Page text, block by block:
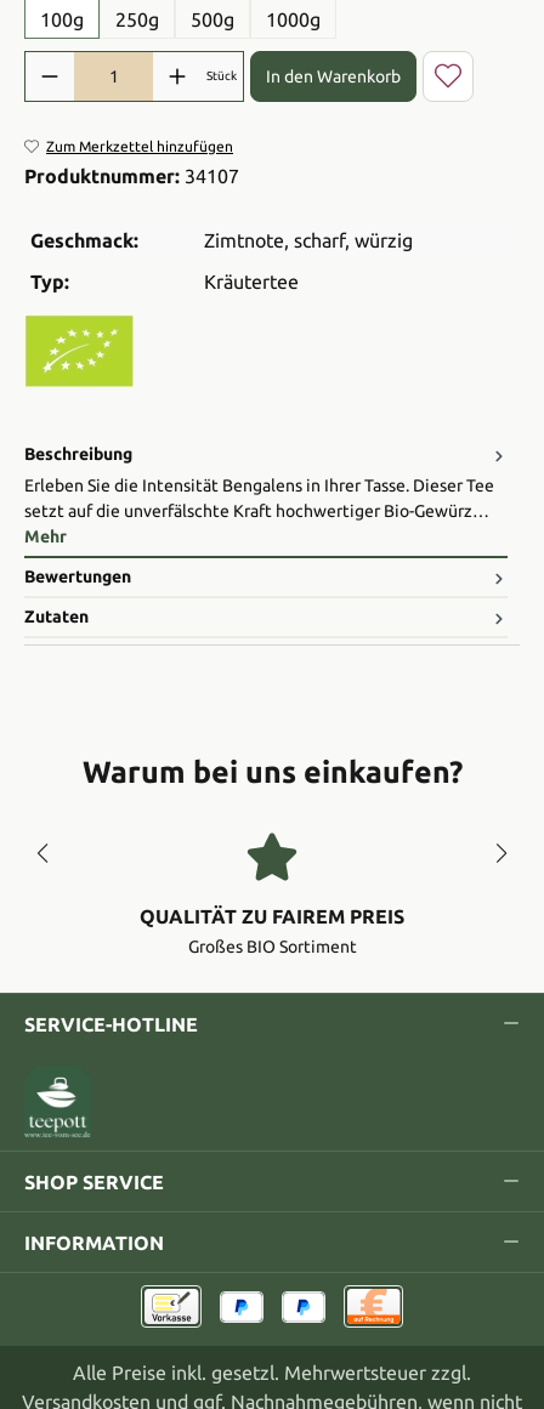
100g 250g 500g 1000g
Produkt Anzahl: Gib den gewünschten Wert ein oder benutze die
Stück In den Warenkorb
Zum Merkzettel hinzufügen
Produktnummer: 34107
Geschmack: Zimtnote, scharf, würzig
Typ:
Kräutertee
Beschreibung
Erleben Sie die Intensität Bengalens in Ihrer Tasse. Dieser Tee
setzt auf die unverfälschte Kraft hochwertiger Bio-Gewürz…
Mehr
Bewertungen
Zutaten
Warum bei uns einkaufen?
QUALITÄT ZU FAIREM PREIS
Großes BIO Sortiment
SERVICE-HOTLINE
SHOP SERVICE
INFORMATION
Alle Preise inkl. gesetzl. Mehrwertsteuer zzgl.
Versandkosten und ggf. Nachnahmegebühren, wenn nicht